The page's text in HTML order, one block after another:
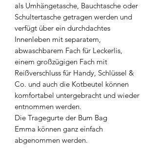
als Umhängetasche, Bauchtasche oder
Schultertasche getragen werden und
verfügt über ein durchdachtes
Innenleben mit separatem,
abwaschbarem Fach für Leckerlis,
einem großzügigen Fach mit
Reißverschluss für Handy, Schlüssel &
Co. und auch die Kotbeutel können
komfortabel untergebracht und wieder
entnommen werden.
Die Tragegurte der Bum Bag
Emma können ganz einfach
abgenommen werden.